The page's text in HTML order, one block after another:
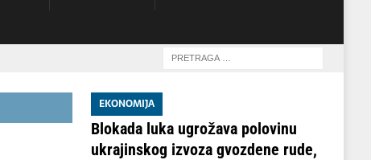
EKONOMIJA
Blokada luka ugrožava polovinu
ukrajinskog izvoza gvozdene rude,